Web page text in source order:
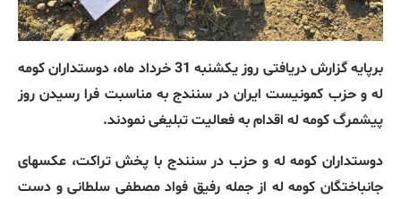
برپایه گزارش دریافتی روز یکشنبه 31 خرداد ماه، دوستداران کومه
له و حزب کمونیست ایران در سنندج به مناسبت فرا رسیدن روز
پیشمرگ کومه له اقدام به فعالیت تبلیغی نمودند.
دوستداران کومه له و حزب در سنندج با پخش تراکت، عکسهای
جانباختگان کومه له از جمله رفیق فواد مصطفی سلطانی و دست